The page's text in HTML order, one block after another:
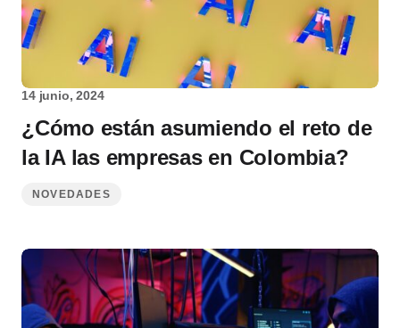
14 junio, 2024
¿Cómo están asumiendo el reto de
la IA las empresas en Colombia?
NOVEDADES